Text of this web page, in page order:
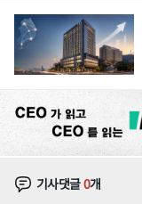
기사댓글0개